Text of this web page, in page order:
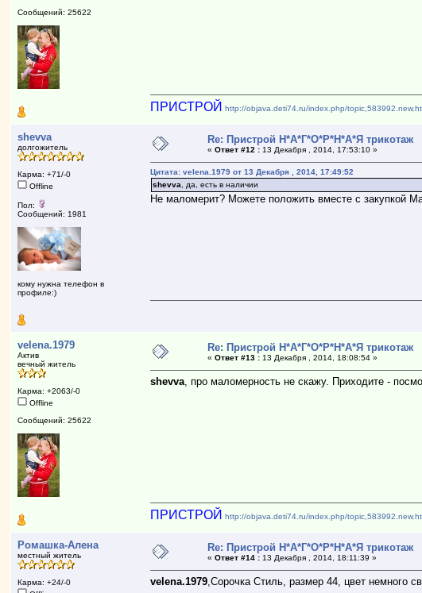
Сообщений: 25622
ПРИСТРОЙ http://objava.deti74.ru/index.php/
shevva
долгожитель
Карма: +71/-0
Offline
Пол:
Сообщений: 1981
кому нужна телефон в
профиле:)
Re: Пристрой Н*А*Г*О*Р*Н*А*Я трикотаж
«Ответ #12 : 13 Декабря , 2014, 17:53:10 »
Цитата: velena.1979 от 13 Декабря , 2014, 17:49:52
shevva
, да, есть в наличии
Не маломерит? Можете положить вместе с закупкой
velena.1979
Актив
вечный житель
Карма: +2063/-0
Offline
Сообщений: 25622
Re: Пристрой Н*А*Г*О*Р*Н*А*Я трикотаж
«Ответ #13 : 13 Декабря , 2014, 18:08:54 »
shevva, про маломерность не скажу. Приходите -
ПРИСТРОЙ http://objava.deti74.ru/index.php/
Ромашка-Алена
местный житель
Карма: +24/-0
Re: Пристрой Н*А*Г*О*Р*Н*А*Я трикотаж
«Ответ #14 : 13 Декабря , 2014, 18:11:39 »
velena.1979,Сорочка Стиль, размер 44, цвет немного